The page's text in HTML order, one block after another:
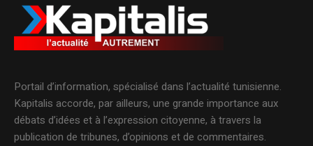
Portail d’information, spécialisé dans l’actualité tunisienne.
Kapitalis accorde, par ailleurs, une grande importance aux
débats d’idées et à l’expression citoyenne, à travers la
publication de tribunes, d’opinions et de commentaires.